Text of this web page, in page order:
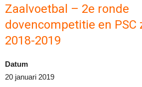
Zaalvoetbal – 2e ronde
dovencompetitie en PSC
2018-2019
Datum
20 januari 2019